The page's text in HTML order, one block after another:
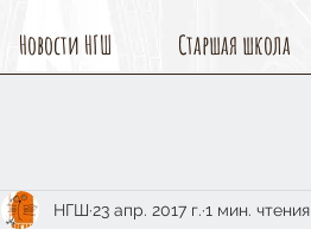
Новости НГШ Старшая школа
НГШ 23 апр. 2017 г. 1 мин. чтения